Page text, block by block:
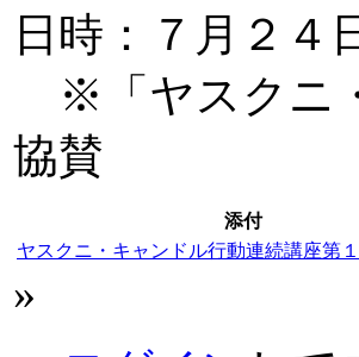
日時：７月２４
※「ヤスクニ
協賛
添付
ヤスクニ・キャンドル行動連続講座第
»